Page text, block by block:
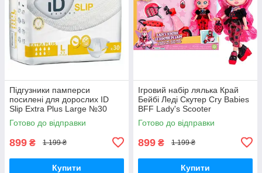
Підгузники памперси
посилені для дорослих ID
Slip Extra Plus Large №30
розмір L 115см-155 см
Готово до відправки
899 ₴ 1 199 ₴
Купити
Ігровий набір лялька Край
Бейбі Леді Скутер Cry Babies
BFF Lady's Scooter
Готово до відправки
899 ₴ 1 199 ₴
Купити